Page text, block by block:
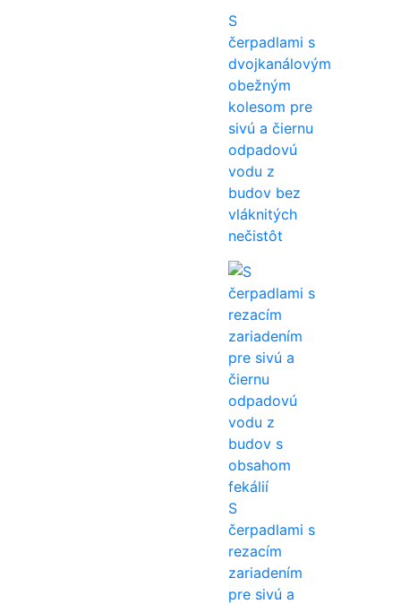
S
čerpadlami s
dvojkanálovým
obežným
kolesom pre
sivú a čiernu
odpadovú
vodu z
budov bez
vláknitých
nečistôt
S
čerpadlami s
rezacím
zariadením
pre sivú a